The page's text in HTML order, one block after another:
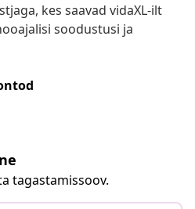
kes saavad vidaXL-ilt
soodustusi ja
tagastamissoov.